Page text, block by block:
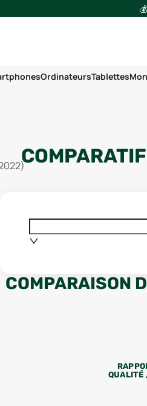
💰
OrdinateursTablettes
COMPARAISON
QUALITÉ